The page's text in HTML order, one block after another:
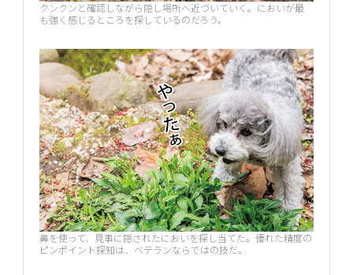
クンクンと確認しながら隠し場所へ近づいていく。においが最
も強く感じるところを探しているのだろう。
鼻を使って、見事に隠されたにおいを探し当てた。優れた精度の
ピンポイント探知は、ベテランならではの技だ。